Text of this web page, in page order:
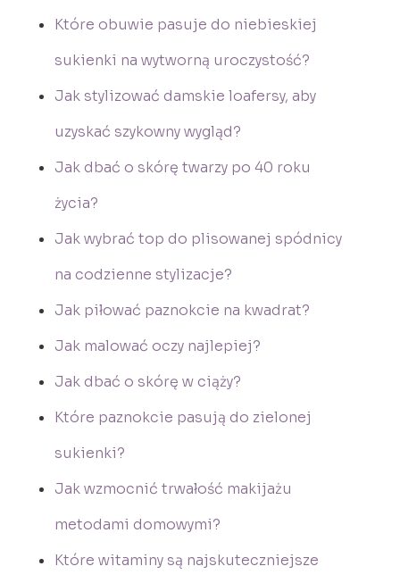
Które obuwie pasuje do niebieskiej
sukienki na wytworną uroczystość?
Jak stylizować damskie loafersy, aby
uzyskać szykowny wygląd?
Jak dbać o skórę twarzy po 40 roku
życia?
Jak wybrać top do plisowanej spódnicy
na codzienne stylizacje?
Jak piłować paznokcie na kwadrat?
Jak malować oczy najlepiej?
Jak dbać o skórę w ciąży?
Które paznokcie pasują do zielonej
sukienki?
Jak wzmocnić trwałość makijażu
metodami domowymi?
Które witaminy są najskuteczniejsze